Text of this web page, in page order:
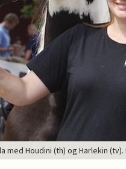
med Houdini (th) og Harlekin